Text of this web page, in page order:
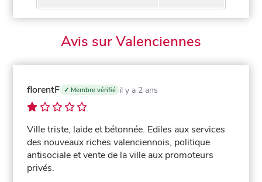
Avis sur Valenciennes
florentF ✓ Membre vérifié il y a 2 ans
Ville triste, laide et bétonnée. Ediles aux services
des nouveaux riches valenciennois, politique
antisociale et vente de la ville aux promoteurs
privés.